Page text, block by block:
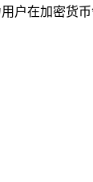
户在加密货币